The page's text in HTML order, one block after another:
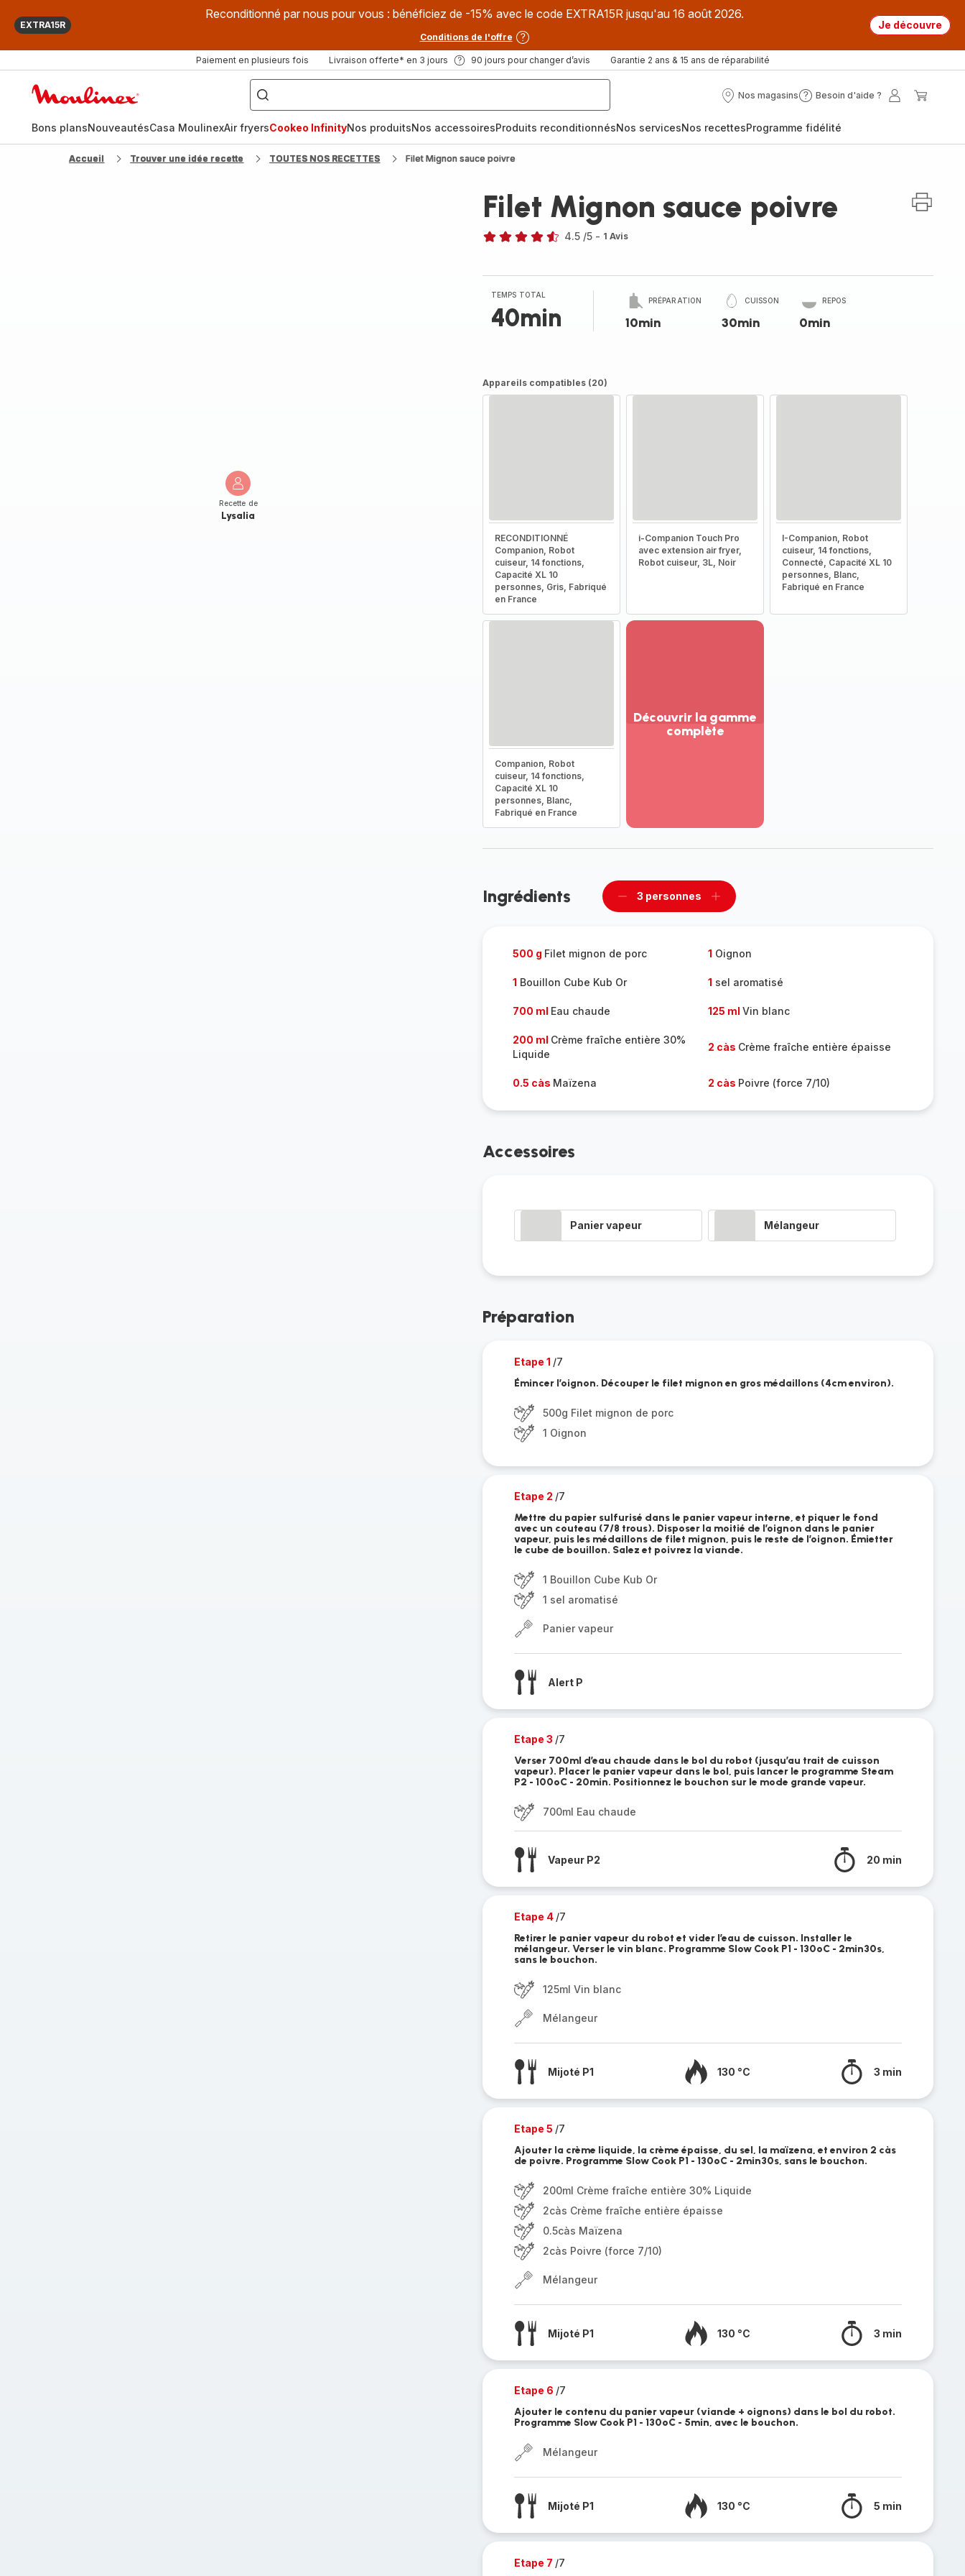
EXTRA15R
Reconditionné par nous pour vous : bénéficiez de -15% avec le code EXTRA15R jusqu'au 16 août 2026.
Conditions de l'offre
Je découvre
Paiement en plusieurs fois Livraison offerte* en 3 jours 90 jours pour changer d’avis Garantie 2 ans & 15 ans de réparabilité
["Que
recherchez-
vous
?",
fryer",
"Companion"]
Nos magasins
Nos
Besoin d'aide ?
Besoin
?
Mon
Bons plansNouveautésCasa MoulinexAir fryersCookeo InfinityNos produitsNos accessoiresProduits reconditionnésNos servicesNos recettesProgramme fidélité
Accueil Trouver une idée recette TOUTES NOS RECETTES Filet Mignon sauce poivre
Recette de
Lysalia
Filet Mignon sauce poivre
4.5 /5 - 1 Avis
TEMPS TOTAL
40min
PRÉPARATION
10min
CUISSON
30min
REPOS
0min
Appareils compatibles (20)
RECONDITIONNÉ
Companion, Robot
cuiseur, 14 fonctions,
Capacité XL 10
personnes, Gris, Fabriqué
en France
i-Companion Touch Pro
avec extension air fryer,
Robot cuiseur, 3L, Noir
I-Companion, Robot
cuiseur, 14 fonctions,
Connecté, Capacité XL 10
personnes, Blanc,
Fabriqué en France
Companion, Robot
cuiseur, 14 fonctions,
Capacité XL 10
personnes, Blanc,
Fabriqué en France
Découvrir la gamme
complète
complète
Ingrédients
Supprimer
3 personnes
Ajouter
500 g Filet mignon de porc 1 Oignon
1 Bouillon Cube Kub Or 1 sel aromatisé
700 ml Eau chaude 125 ml Vin blanc
200 ml Crème fraîche entière 30%
Liquide
2 càs Crème fraîche entière épaisse
0.5 càs Maïzena 2 càs Poivre (force 7/10)
Accessoires
Panier vapeur Mélangeur
Préparation
Etape 1 /7
Émincer l’oignon. Découper le filet mignon en gros médaillons (4cm environ).
500g Filet mignon de porc
1 Oignon
Etape 2 /7
Mettre du papier sulfurisé dans le panier vapeur interne, et piquer le fond
avec un couteau (7/8 trous). Disposer la moitié de l’oignon dans le panier
vapeur, puis les médaillons de filet mignon, puis le reste de l’oignon. Émietter
le cube de bouillon. Salez et poivrez la viande.
1 Bouillon Cube Kub Or
1 sel aromatisé
Panier vapeur
Alert P
Etape 3 /7
Verser 700ml d’eau chaude dans le bol du robot (jusqu’au trait de cuisson
vapeur). Placer le panier vapeur dans le bol, puis lancer le programme Steam
P2 - 100ºC - 20min. Positionnez le bouchon sur le mode grande vapeur.
700ml Eau chaude
Vapeur P2 20 min
Etape 4 /7
Retirer le panier vapeur du robot et vider l’eau de cuisson. Installer le
mélangeur. Verser le vin blanc. Programme Slow Cook P1 - 130ºC - 2min30s,
sans le bouchon.
125ml Vin blanc
Mélangeur
Mijoté P1 130 °C 3 min
Etape 5 /7
Ajouter la crème liquide, la crème épaisse, du sel, la maïzena, et environ 2 càs
de poivre. Programme Slow Cook P1 - 130ºC - 2min30s, sans le bouchon.
200ml Crème fraîche entière 30% Liquide
2càs Crème fraîche entière épaisse
0.5càs Maïzena
2càs Poivre (force 7/10)
Mélangeur
Mijoté P1 130 °C 3 min
Etape 6 /7
Ajouter le contenu du panier vapeur (viande + oignons) dans le bol du robot.
Programme Slow Cook P1 - 130ºC - 5min, avec le bouchon.
Mélangeur
Mijoté P1 130 °C 5 min
Etape 7 /7